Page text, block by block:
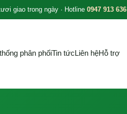
giao trong ngày · Hotline 0947 913 636
phân phốiTin tức Liên hệHỗ trợ